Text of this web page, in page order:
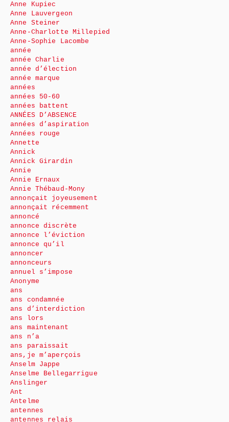
Anne Kupiec
Anne Lauvergeon
Anne Steiner
Anne-Charlotte Millepied
Anne-Sophie Lacombe
année
année Charlie
année d’élection
année marque
années
années 50-60
années battent
ANNÉES D’ABSENCE
années d’aspiration
Années rouge
Annette
Annick
Annick Girardin
Annie
Annie Ernaux
Annie Thébaud-Mony
annonçait joyeusement
annonçait récemment
annoncé
annonce discrète
annonce l’éviction
annonce qu’il
annoncer
annonceurs
annuel s’impose
Anonyme
ans
ans condamnée
ans d’interdiction
ans lors
ans maintenant
ans n’a
ans paraissait
ans,je m’aperçois
Anselm Jappe
Anselme Bellegarrigue
Anslinger
Ant
Antelme
antennes
antennes relais